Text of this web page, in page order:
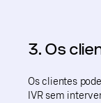
3. Os
Os clientes
IVR sem